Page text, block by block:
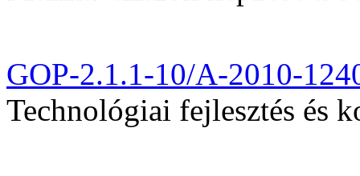
GOP-2.1.1-10/A-2010-
Technológiai fejlesztés és